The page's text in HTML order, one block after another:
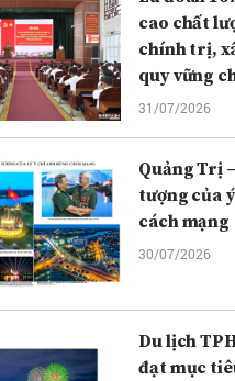
cao chất
chính trị,
quy vững
31/07/2026
Quảng Trị
tượng của
cách mạng
30/07/2026
Du lịch
đạt mục